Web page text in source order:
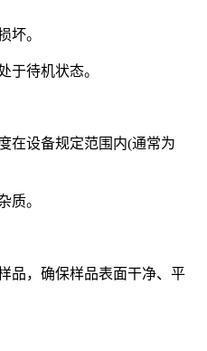
。
待机状态。
设备规定范围内(通常为
。
，确保样品表面干净、平